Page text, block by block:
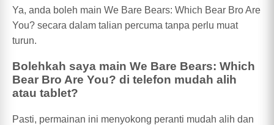
Ya, anda boleh main We Bare Bears: Which Bear Bro Are
You? secara dalam talian percuma tanpa perlu muat
turun.
Bolehkah saya main We Bare Bears: Which
Bear Bro Are You? di telefon mudah alih
atau tablet?
Pasti, permainan ini menyokong peranti mudah alih dan